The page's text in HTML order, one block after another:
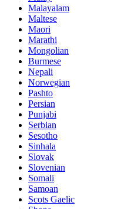
Malayalam
Maltese
Maori
Marathi
Mongolian
Burmese
Nepali
Norwegian
Pashto
Persian
Punjabi
Serbian
Sesotho
Sinhala
Slovak
Slovenian
Somali
Samoan
Scots Gaelic